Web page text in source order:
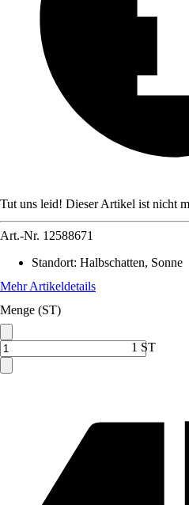
Tut uns leid! Dieser Artikel ist nicht
Art.-Nr. 12588671
Standort: Halbschatten, Sonne
Mehr Artikeldetails
Menge (ST)
1 ST